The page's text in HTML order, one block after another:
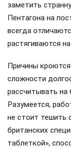
заметить
Пентагона на
всегда
растягиваются
Причины
сложности
рассчитывать на
Разумеется,
не стоит тешить
британских
таблеткой»,